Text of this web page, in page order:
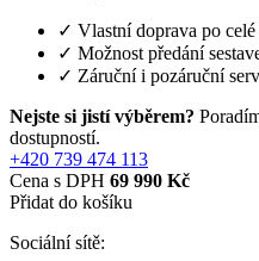
✓ Vlastní doprava po
✓ Možnost předání
✓ Záruční i pozáruční
Nejste si jistí výběrem?
dostupností.
+420 739 474 113
Cena s DPH 69 990 Kč
Přidat do košíku
Sociální sítě: